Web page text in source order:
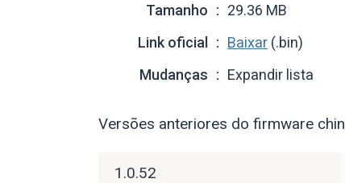
Tamanho
29.36 MB
Link oficial
Baixar (.bin)
Mudanças
Expandir lista
Versões anteriores do firmware
1.0.52